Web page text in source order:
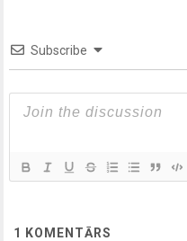
Subscribe
1 KOMENTĀRS